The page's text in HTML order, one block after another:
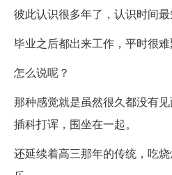
彼此认识很多年了，认识时间最
毕业之后都出来工作，平时很难
怎么说呢？
那种感觉就是虽然很久都没有
插科打诨，围坐在一起。
还延续着高三那年的传统，吃